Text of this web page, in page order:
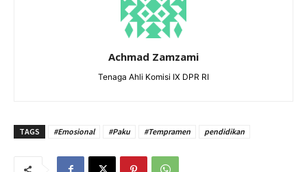
Achmad Zamzami
Tenaga Ahli Komisi IX DPR RI
TAGS #Emosional #Paku #Tempramen pendidikan